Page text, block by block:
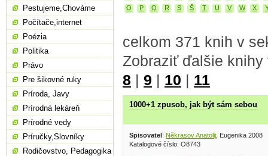
O
P Q R S Š T U V W X
celkom 371 knih v
Zobraziť ďalšie
8 | 9 | 10 | 11
1000+1 zpusob, jak být sám sebou
Spisovatel: Někrasov Anatolij , Eugenika 2008
Katalogové číslo: O8743
Pestujeme,Chováme
Počítače,internet
Poézia
Politika
Právo
Pre šikovné ruky
Príroda, Javy
Prírodná lekáreň
Prírodné vedy
Príručky,Slovníky
Rodičovstvo, Pedagogika